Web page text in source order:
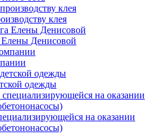
клея
Елены Денисовой
одежды
на оказании